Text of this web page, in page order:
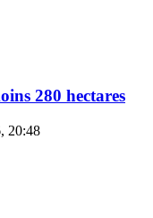
280 hectares
20:48